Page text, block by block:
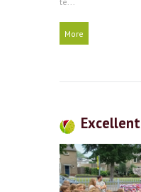
More
Excellent